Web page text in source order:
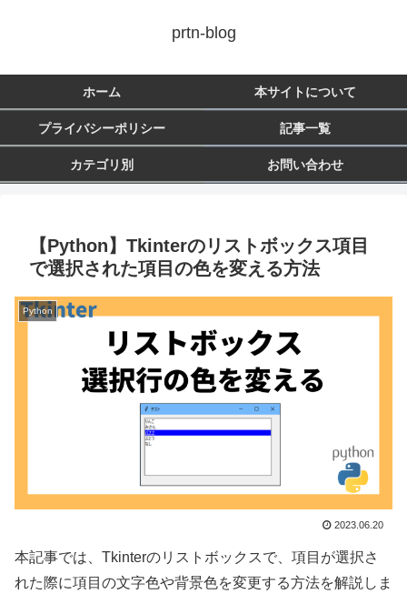
prtn-blog
ホーム 本サイトについて
プライバシーポリシー 記事一覧
カテゴリ別 お問い合わせ
【Python】Tkinterのリストボックス項目
で選択された項目の色を変える方法
Python
2023.06.20
本記事では、Tkinterのリストボックスで、項目が選択さ
れた際に項目の文字色や背景色を変更する方法を解説しま